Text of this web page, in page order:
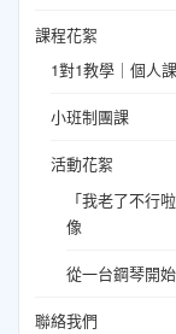
課程花絮
1對1教學｜個人
小班制團課
活動花絮
「我老了不行
像
從一台鋼琴開
聯絡我們